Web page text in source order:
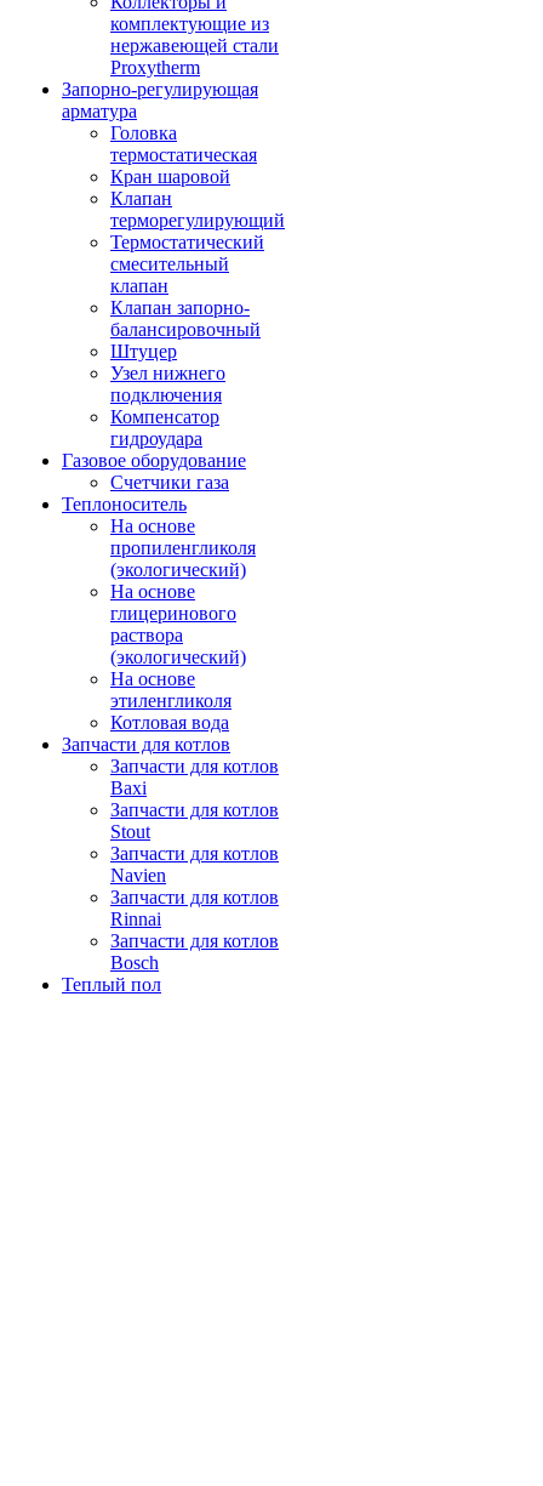
комплектующие из
нержавеющей стали
Proxytherm
Запорно-регулирующая
арматура
Головка
термостатическая
Кран шаровой
Клапан
терморегулирующий
Термостатический
смесительный
клапан
Клапан запорно-
балансировочный
Штуцер
Узел нижнего
подключения
Компенсатор
гидроудара
Газовое оборудование
Счетчики газа
Теплоноситель
На основе
пропиленгликоля
(экологический)
На основе
глицеринового
раствора
(экологический)
На основе
этиленгликоля
Котловая вода
Запчасти для котлов
Запчасти для котлов
Baxi
Запчасти для котлов
Stout
Запчасти для котлов
Navien
Запчасти для котлов
Rinnai
Запчасти для котлов
Bosch
Теплый пол